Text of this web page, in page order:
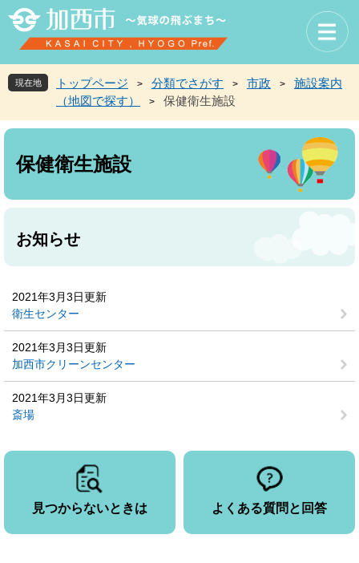
先
頭
す
を
飛
し
へ
現在地 トップページ > 分類でさがす > 市政 >
施設案内
（地図で探す）
> 保健衛生施設
本
保健衛生施設
お知らせ
2021年3月3日更新
衛生センター
2021年3月3日更新
加西市クリーンセンター
2021年3月3日更新
斎場
見つからないときは よくある質問と回答